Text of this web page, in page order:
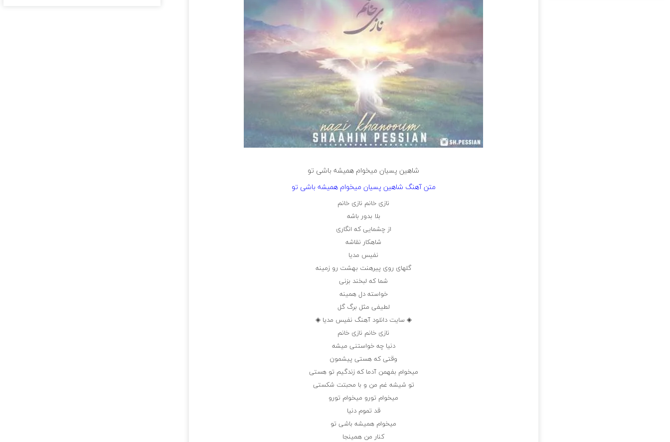
شاهین پسیان میخوام همیشه باشی تو
متن آهنگ شاهین پسیان میخوام همیشه باشی تو
نازی خانم نازی خانم
بلا بدور باشه
از چشمایی که انگاری
شاهکار نقاشه
نفیس مدیا
گلهای روی پیرهنت بهشت رو زمینه
شما که لبخند بزنی
خواسته دل همینه
لطیفی مثل برگ گل
◈ سایت دانلود آهنگ نفیس مدیا ◈
نازی خانم نازی خانم
دنیا چه خواستنی میشه
وقتی که هستی پیشمون
میخوام بفهمن آدما که زندگیم تو هستی
تو شیشه غم من و با محبتت شکستی
میخوام تورو میخوام تورو
قد تموم دنیا
میخوام همیشه باشی تو
کنار من همینجا